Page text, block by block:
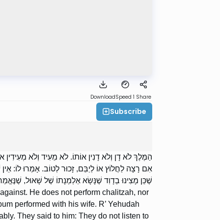
DownloadSpeed 1 Share
Subscribe
הַמֶּלֶךְ לֹא דָן וְלֹא דָנִין אוֹתוֹ. לֹא מֵעִיד וְלֹא
אִם רָצָה לַחֲלוֹץ אוֹ לְיַבֵּם, זָכוּר לְטוֹב. אָמְרוּ לוֹ:
שֶׁכֵּן מָצִינוּ בְדָוִד שֶׁנָּשָׂא אַלְמְנָתוֹ שֶׁל שָׁאוּל,
He does not perform chalitzah, nor
performed with his wife. R’ Yehudah
They said to him: They do not listen to